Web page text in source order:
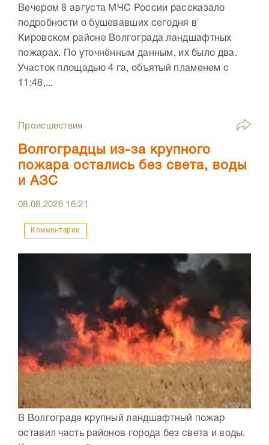
Вечером 8 августа МЧС России рассказало
подробности о бушевавших сегодня в
Кировском районе Волгограда ландшафтных
пожарах. По уточнённым данным, их было два.
Участок площадью 4 га, объятый пламенем с
11:48,...
Происшествия
Волгоградцы из-за крупного
пожара остались без света, воды
и АЗС
08.08.2026 16:21
Комментарии
В Волгограде крупный ландшафтный пожар
оставил часть районов города без света и воды.